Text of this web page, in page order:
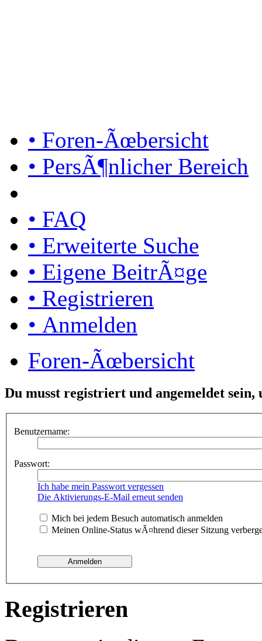
• Foren-Ãœbersicht
• PersÃ¶nlicher Bereich
• FAQ
• Erweiterte Suche
• Eigene BeitrÃ¤ge
• Registrieren
• Anmelden
Foren-Ãœbersicht
Du musst registriert und angemeldet
Benutzername:
Passwort:
Ich habe mein Passwort vergessen
Die Aktivierungs-E-Mail erneut senden
Mich bei jedem Besuch automatisch anmelden
Meinen Online-Status wÃ¤hrend dieser Sitzung
Registrieren